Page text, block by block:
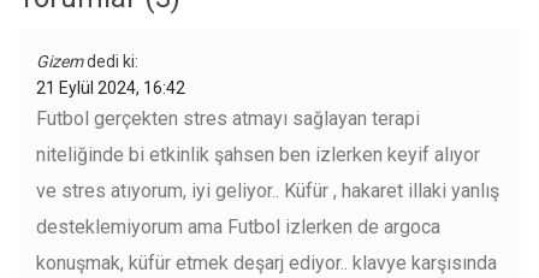
Gizemdedi ki:
21 Eylül 2024, 16:42
Futbol gerçekten stres atmayı sağlayan terapi
niteliğinde bi etkinlik şahsen ben izlerken keyif alıyor
ve stres atıyorum, iyi geliyor.. Küfür , hakaret illaki yanlış
desteklemiyorum ama Futbol izlerken de argoca
konuşmak, küfür etmek deşarj ediyor.. klavye karşısında